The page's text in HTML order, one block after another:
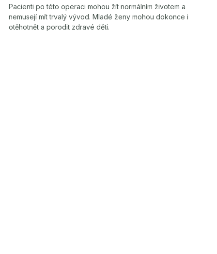
Pacienti po této operaci mohou žít normálním životem a
nemusejí mít trvalý vývod. Mladé ženy mohou dokonce i
otěhotnět a porodit zdravé děti.